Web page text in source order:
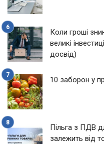
Коли гроші
великі
досвід)
10 заборон у
Пільга з ПДВ
залежить від